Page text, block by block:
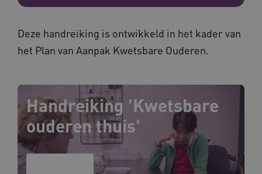
Deze handreiking is ontwikkeld in het kader van
het Plan van Aanpak Kwetsbare Ouderen.
Handreiking 'Kwetsbare
ouderen thuis'